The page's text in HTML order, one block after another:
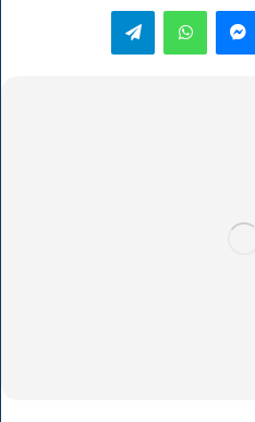
إلكترونيا
ماسنجر واتساب تيلقرام